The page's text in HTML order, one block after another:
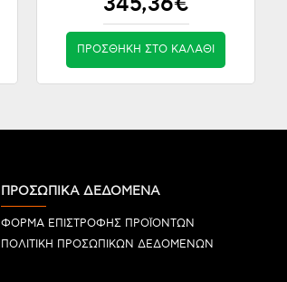
ΠΡΟΣΘΉΚΗ ΣΤΟ ΚΑΛΆΘΙ
ΠΡΟΣΩΠΙΚΑ ΔΕΔΟΜΕΝΑ
ΦΟΡΜΑ ΕΠΙΣΤΡΟΦΗΣ ΠΡΟΪΟΝΤΩΝ
ΠΟΛΙΤΙΚΗ ΠΡΟΣΩΠΙΚΩΝ ΔΕΔΟΜΕΝΩΝ